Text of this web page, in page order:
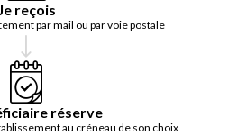
reçois
par mail ou par voie postale
réserve
au créneau de son choix